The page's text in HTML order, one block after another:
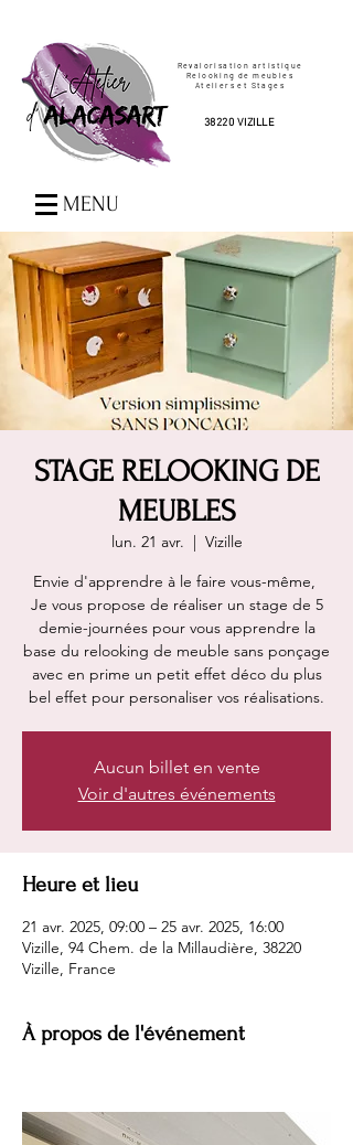
Revalorisation artistique
Relooking de meubles
Ateliers et Stages
38220 VIZILLE
MENU
STAGE RELOOKING DE
MEUBLES
lun. 21 avr.
  |
Vizille
Envie d'apprendre à le faire vous-même,
Je vous propose de réaliser un stage de 5
demie-journées pour vous apprendre la
base du relooking de meuble sans ponçage
avec en prime un petit effet déco du plus
bel effet pour personaliser vos réalisations.
Aucun billet en vente
Voir d'autres événements
Heure et lieu
21 avr. 2025, 09:00 – 25 avr. 2025, 16:00
Vizille, 94 Chem. de la Millaudière, 38220
Vizille, France
À propos de l'événement